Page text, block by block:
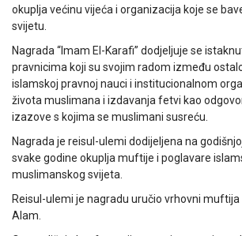
okuplja većinu vijeća i organizacija koje se
svijetu.
Nagrada “Imam El-Karafi” dodjeljuje se
pravnicima koji su svojim radom između
islamskoj pravnoj nauci i institucionalnom
života muslimana i izdavanja fetvi kao
izazove s kojima se muslimani susreću.
Nagrada je reisul-ulemi dodijeljena na
svake godine okuplja muftije i poglavare
muslimanskog svijeta.
Reisul-ulemi je nagradu uručio vrhovni muftija
Alam.